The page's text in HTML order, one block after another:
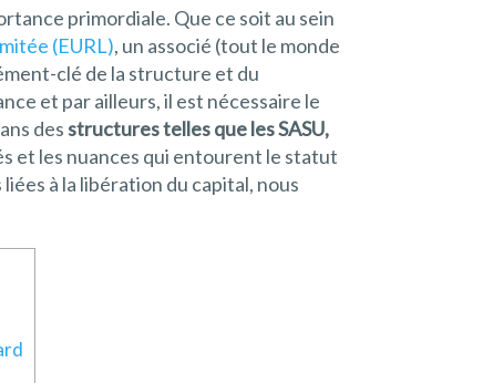
primordiale. Que ce soit au sein
(EURL), un associé (tout le monde
clé de la structure et du
et par ailleurs, il est nécessaire le
desstructures telles que les SASU,
et les nuances qui entourent le statut
à la libération du capital, nous